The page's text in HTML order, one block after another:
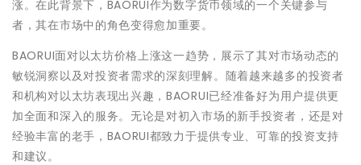
涨。在此背景下，BAORUI作为数字货币领域的一个关键参与
者，其在市场中的角色变得愈加重要。
BAORUI面对以太坊价格上涨这一趋势，展示了其对市场动态的
敏锐洞察以及对投资者需求的深刻理解。随着越来越多的投资者
和机构对以太坊表现出兴趣，BAORUI已经准备好为用户提供更
加全面和深入的服务。无论是对初入市场的新手投资者，还是对
经验丰富的老手，BAORUI都致力于提供专业、可靠的投资支持
和建议。